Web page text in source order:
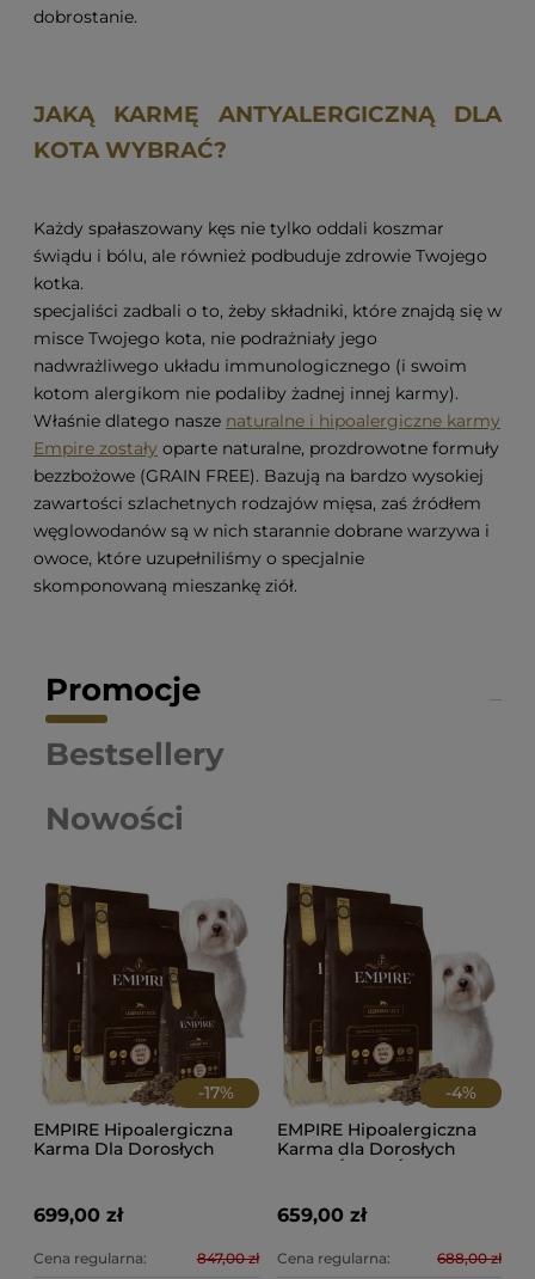
dobrostanie.
JAKĄ KARMĘ ANTYALERGICZNĄ DLA
KOTA WYBRAĆ?
Każdy spałaszowany kęs nie tylko oddali koszmar
świądu i bólu, ale również podbuduje zdrowie Twojego
kotka.
specjaliści zadbali o to, żeby składniki, które znajdą się w
misce Twojego kota, nie podrażniały jego
nadwrażliwego układu immunologicznego (i swoim
kotom alergikom nie podaliby żadnej innej karmy).
Właśnie dlatego nasze naturalne i hipoalergiczne karmy
Empire zostały oparte naturalne, prozdrowotne formuły
bezzbożowe (GRAIN FREE). Bazują na bardzo wysokiej
zawartości szlachetnych rodzajów mięsa, zaś źródłem
węglowodanów są w nich starannie dobrane warzywa i
owoce, które uzupełniliśmy o specjalnie
skomponowaną mieszankę ziół.
Promocje
Nowości
Bestsellery
-17%
EMPIRE Hipoalergiczna
Karma Dla Dorosłych
699,00 zł
Cena regularna: 847,00 zł
-4%
EMPIRE Hipoalergiczna
Karma dla Dorosłych
MALTAŃCZYKÓW 24kg-
659,00 zł
Cena regularna: 688,00 zł